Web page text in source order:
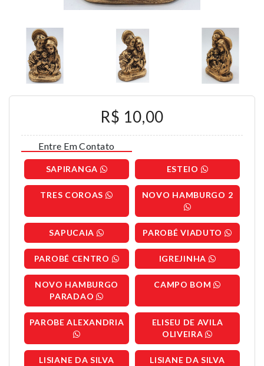
R$ 10,00
Entre Em Contato
SAPIRANGA ESTEIO
TRES COROAS NOVO HAMBURGO 2
SAPUCAIA PAROBÉ VIADUTO
PAROBÉ CENTRO IGREJINHA
NOVO HAMBURGO
PARADAO
CAMPO BOM
PAROBE ALEXANDRIA
ELISEU DE AVILA
OLIVEIRA
LISIANE DA SILVA
LISIANE DA SILVA